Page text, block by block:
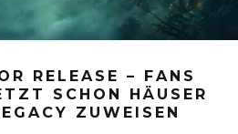
RELEASE – FANS
SCHON HÄUSER
ZUWEISEN